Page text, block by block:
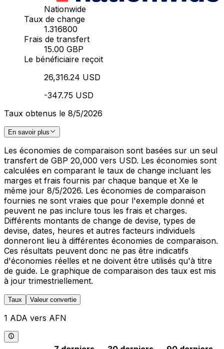
Nationwide
Taux de change
1.316800
Frais de transfert
15.00 GBP
Le bénéficiaire reçoit
26,316.24 USD
-347.75 USD
Taux obtenus le 8/5/2026
En savoir plus
Les économies de comparaison sont basées sur un seul
transfert de GBP 20,000 vers USD. Les économies sont
calculées en comparant le taux de change incluant les
marges et frais fournis par chaque banque et Xe le
même jour 8/5/2026. Les économies de comparaison
fournies ne sont vraies que pour l'exemple donné et
peuvent ne pas inclure tous les frais et charges.
Différents montants de change de devise, types de
devise, dates, heures et autres facteurs individuels
donneront lieu à différentes économies de comparaison.
Ces résultats peuvent donc ne pas être indicatifs
d'économies réelles et ne doivent être utilisés qu'à titre
de guide. Le graphique de comparaison des taux est mis
à jour trimestriellement.
Taux Valeur convertie
1 ADA vers AFN